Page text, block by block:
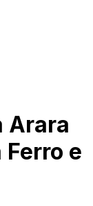
Arara
e